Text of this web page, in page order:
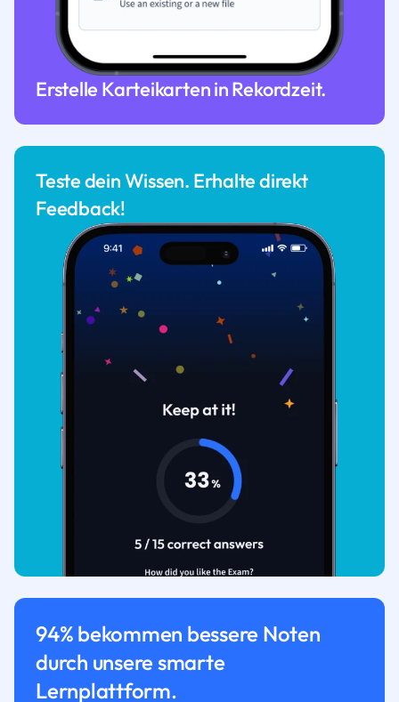
Erstelle Karteikarten in Rekordzeit.
Teste dein Wissen. Erhalte direkt
Feedback!
94% bekommen bessere Noten
durch unsere smarte
Lernplattform.